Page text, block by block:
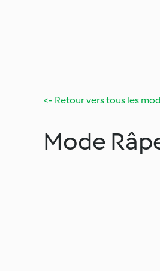
<- Retour vers tous les
Mode